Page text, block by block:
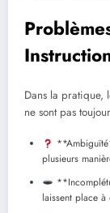
Dans la pratique,
ne sont pas
plusieurs
laissent place